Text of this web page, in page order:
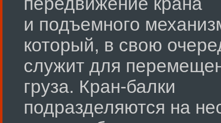
и подъемного
который, в свою
служит для
груза. Кран-балки
подразделяются на